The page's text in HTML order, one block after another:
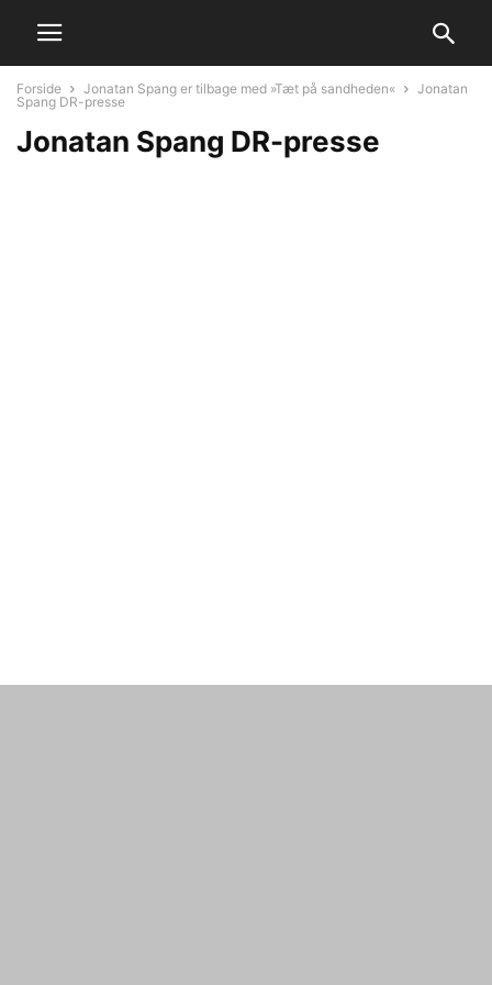
Forside Jonatan Spang er tilbage med »Tæt på sandheden«
Jonatan
Spang DR-presse
Jonatan Spang DR-presse